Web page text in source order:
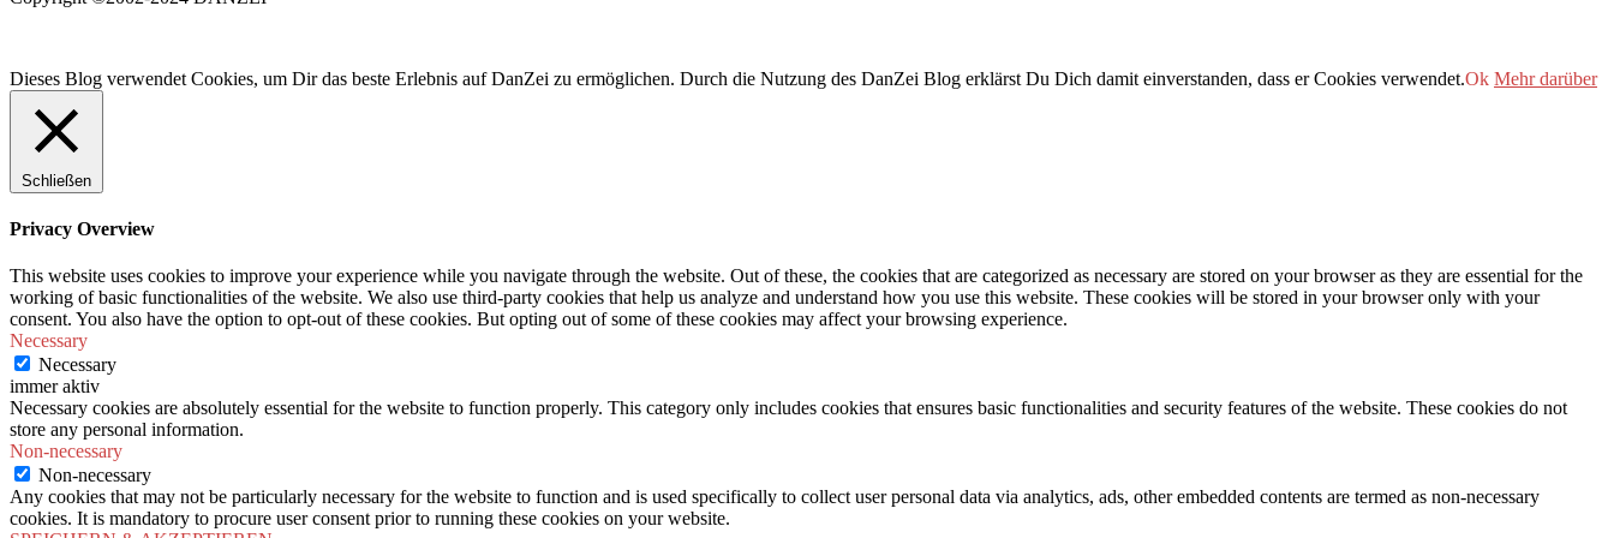
Dieses Blog verwendet Cookies, um Dir das beste Erlebnis auf DanZei zu ermöglichen. Durch die Nutzung des DanZei Blog erklärst Du Dich damit einverstanden, dass er Cookies verwendet.Ok Mehr darüber
Schließen
Privacy Overview
This website uses cookies to improve your experience while you navigate through the website. Out of these, the cookies that are categorized as necessary are stored on your browser as they are essential for the
working of basic functionalities of the website. We also use third-party cookies that help us analyze and understand how you use this website. These cookies will be stored in your browser only with your
consent. You also have the option to opt-out of these cookies. But opting out of some of these cookies may affect your browsing experience.
Necessary
Necessary
immer aktiv
Necessary cookies are absolutely essential for the website to function properly. This category only includes cookies that ensures basic functionalities and security features of the website. These cookies do not
store any personal information.
Non-necessary
Non-necessary
Any cookies that may not be particularly necessary for the website to function and is used specifically to collect user personal data via analytics, ads, other embedded contents are termed as non-necessary
cookies. It is mandatory to procure user consent prior to running these cookies on your website.